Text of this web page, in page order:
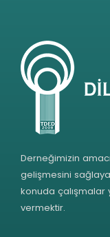
Derneğimizin
gelişmesini
konuda çalışmalar
vermektir.